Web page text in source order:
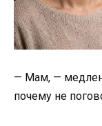
— Мам, —
почему не